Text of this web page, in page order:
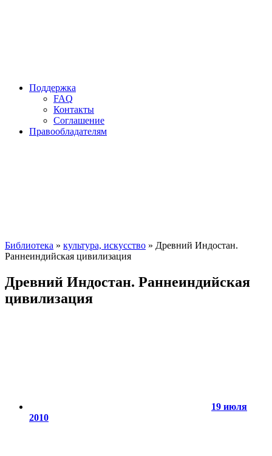
Поддержка
FAQ
Контакты
Соглашение
Правообладателям
Библиотека » культура, искусство » Древний Индостан.
Раннеиндийская цивилизация
Древний Индостан. Раннеиндийская
цивилизация
19 июля
2010